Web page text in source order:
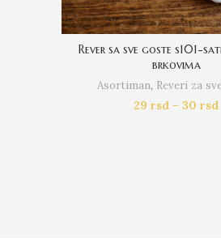
Rever sa sve goste s101-
brkovima
Asortiman, Reveri za
29 rsd – 30 rsd